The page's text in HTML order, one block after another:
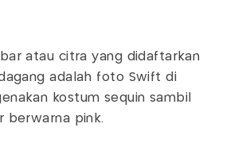
atau citra yang didaftarkan
adalah foto Swift di
kostum sequin sambil
berwarna pink.